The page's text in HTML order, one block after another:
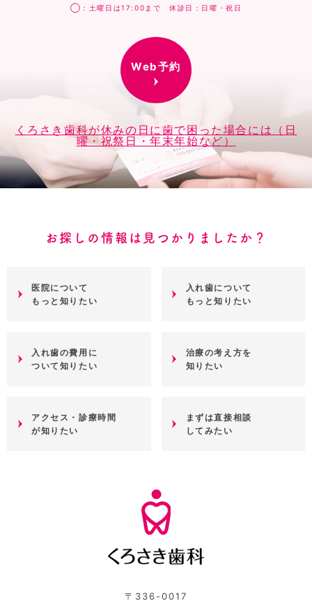
◯：土曜日は17:00まで 休診日：日曜・祝日
Web予約
くろさき歯科が休みの日に歯で困った場合には（日
曜・祝祭日・年末年始など）
お探しの情報は見つかりましたか？
医院について
もっと知りたい
入れ歯について
もっと知りたい
入れ歯の費用に
ついて知りたい
治療の考え方を
知りたい
アクセス・診療時間
が知りたい
まずは直接相談
してみたい
〒336-0017